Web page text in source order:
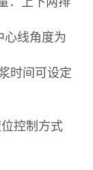
心线角度为
时间可设定
控制方式